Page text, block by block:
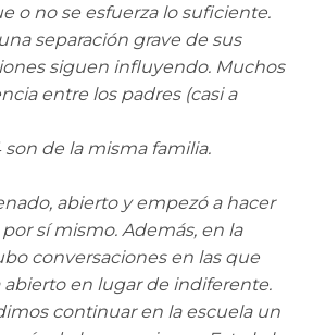
o no se esfuerza lo suficiente.
separación grave de sus
siguen influyendo. Muchos
entre los padres (casi a
son de la misma familia.
abierto y empezó a hacer
sí mismo. Además, en la
conversaciones en las que
abierto en lugar de indiferente.
continuar en la escuela un